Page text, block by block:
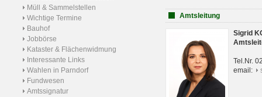
Müll & Sammelstellen
Wichtige Termine
Bauhof
Jobbörse
Kataster & Flächenwidmung
Interessante Links
Wahlen in Parndorf
Fundwesen
Amtssignatur
Amtsleitung
Sigrid
Tel.Nr.
email: